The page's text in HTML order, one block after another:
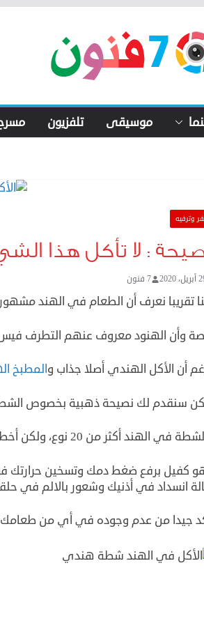
موسيقى تلفزيون
وترفيه
: لا تأكل هذا
2020 7 فنون
تقريبا نعرف أن الطعام في الهند مشهور
وأن الهنود معروف عنهم التطرف
أن الأكل الهندي أصلا جذاب والمطبخ
سنقدم لك نصيحة ذهبية بخصوص
الهند أكثر من 20 نوع، ولكن أخطرهم هذا القرن الأخضر الصغير.
كفيل برفع ضغط دمك وتسخين حرارتك
انسداد في أذنيك وشعور بالالم في
جيدا من عدم وجوده في أي من طعامك،